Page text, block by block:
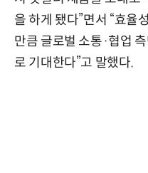
을 하게 됐다”면서 “효율
만큼 글로벌 소통·협업
로 기대한다”고 말했다.